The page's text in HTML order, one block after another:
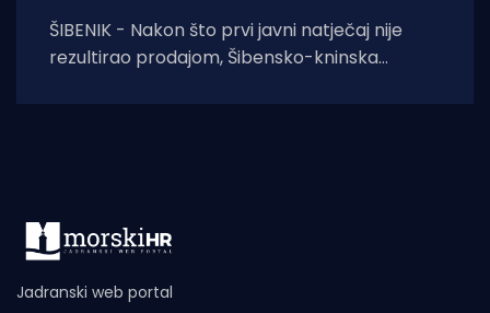
ŠIBENIK - Nakon što prvi javni natječaj nije
rezultirao prodajom, Šibensko-kninska
Jadranski web portal